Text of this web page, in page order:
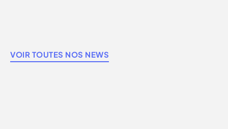
VOIR TOUTES NOS NEWS